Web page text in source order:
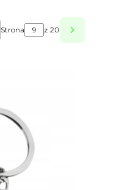
produkty
Strona z 20 Następne